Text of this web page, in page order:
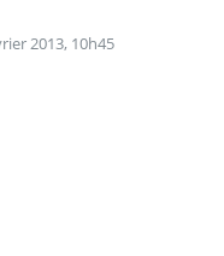
2013, 10h45